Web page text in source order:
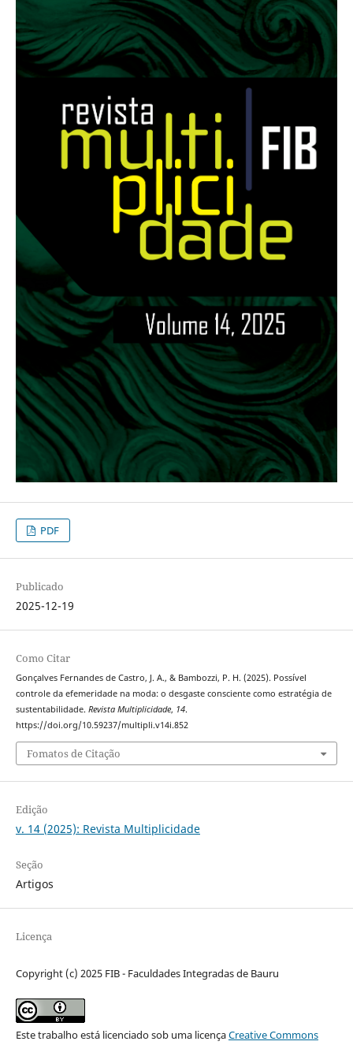
PDF
Publicado
2025-12-19
Como Citar
Gonçalves Fernandes de Castro, J. A., & Bambozzi, P. H. (2025). Possível
controle da efemeridade na moda: o desgaste consciente como estratégia de
sustentabilidade. Revista Multiplicidade, 14.
https://doi.org/10.59237/multipli.v14i.852
Fomatos de Citação
Edição
v. 14 (2025): Revista Multiplicidade
Seção
Artigos
Licença
Copyright (c) 2025 FIB - Faculdades Integradas de Bauru
Este trabalho está licenciado sob uma licençaCreative Commons